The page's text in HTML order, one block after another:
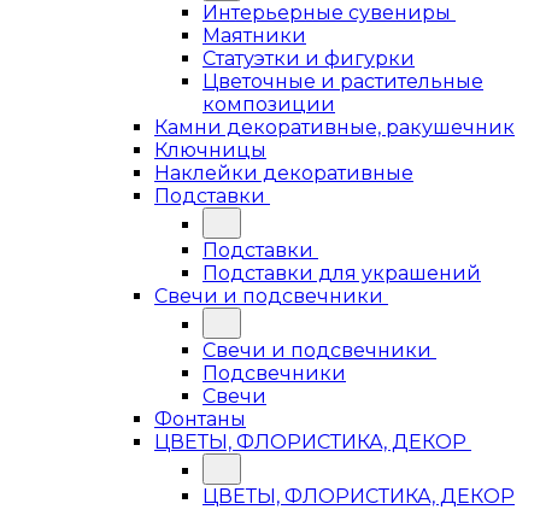
Интерьерные сувениры
Маятники
Статуэтки и фигурки
Цветочные и растительные
композиции
Камни декоративные, ракушечник
Ключницы
Наклейки декоративные
Подставки
Подставки
Подставки для украшений
Свечи и подсвечники
Свечи и подсвечники
Подсвечники
Свечи
Фонтаны
ЦВЕТЫ, ФЛОРИСТИКА, ДЕКОР
ЦВЕТЫ, ФЛОРИСТИКА, ДЕКОР